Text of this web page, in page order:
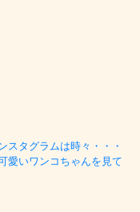
タグラムは時々・・・
愛いワンコちゃんを見て